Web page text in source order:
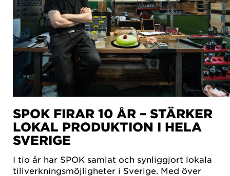
SPOK FIRAR 10 ÅR – STÄRKER
LOKAL PRODUKTION I HELA
SVERIGE
I tio år har SPOK samlat och synliggjort lokala
tillverkningsmöjligheter i Sverige. Med över